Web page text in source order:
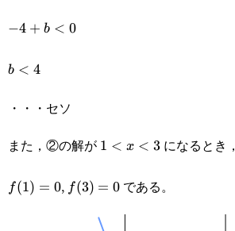
-4+b\lt0
−4 + b < 0
b\lt4
b < 4
・・・セソ
また，②の解が 1\lt
1 < x < 3になるとき，
f(1)=0
f(1) = 0, f(3)=0
f(3) = 0 である。